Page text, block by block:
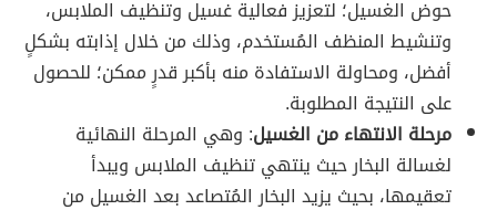
حوض الغسيل؛ لتعزيز فعالية غسيل وتنظيف الملابس،
وتنشيط المنظف المُستخدم، وذلك من خلال إذابته بشكلٍ
أفضل، ومحاولة الاستفادة منه بأكبر قدرٍ ممكن؛ للحصول
على النتيجة المطلوبة.
مرحلة الانتهاء من الغسيل: وهي المرحلة النهائية
لغسالة البخار حيث ينتهي تنظيف الملابس ويبدأ
تعقيمها، بحيث يزيد البخار المُتصاعد بعد الغسيل من